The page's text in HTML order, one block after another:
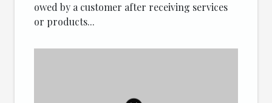
owed by a customer after receiving services
or products...